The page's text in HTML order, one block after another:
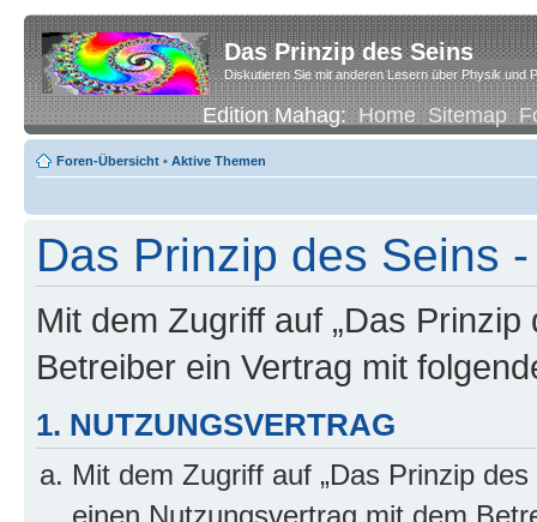
Das Prinzip des Seins
Diskutieren Sie mit anderen Lesern über Physik und
Edition Mahag:Home Sitemap
Foren-Übersicht • Aktive Themen
Das Prinzip des Seins
Mit dem Zugriff auf „Das
Betreiber ein Vertrag mit
1. NUTZUNGSVERTRAG
Mit dem Zugriff auf „Das Prinzip
einen Nutzungsvertrag mit dem